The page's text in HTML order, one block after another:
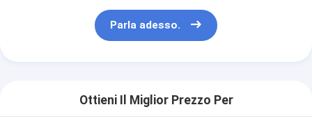
visita della fabbrica
Parla adesso.
Ottieni Il Miglior Prezzo Per